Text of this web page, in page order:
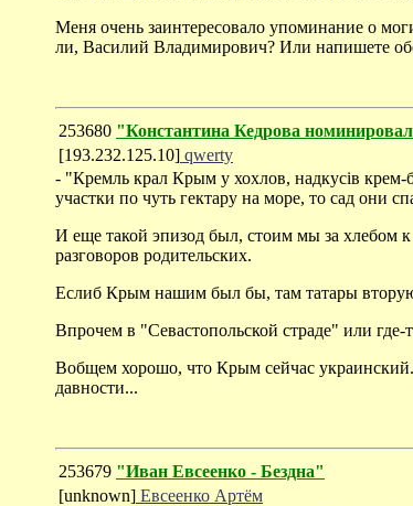
Меня очень заинтересовало упоминание о
ли, Василий Владимирович? Или напишете
253680 "Константина Кедрова
[193.232.125.10] qwerty
- "Кремль крал Крым у хохлов, надкусiв крем-
участки по чуть гектару на море, то сад они
И еще такой эпизод был, стоим мы за хлебом
разговоров родительских.
Еслиб Крым нашим был бы, там татары
Впрочем в "Севастопольской страде" или
Вобщем хорошо, что Крым сейчас
давности...
253679 "Иван Евсеенко - Бездна"
[unknown] Евсеенко Артём